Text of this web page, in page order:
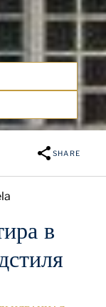
SHARE
в